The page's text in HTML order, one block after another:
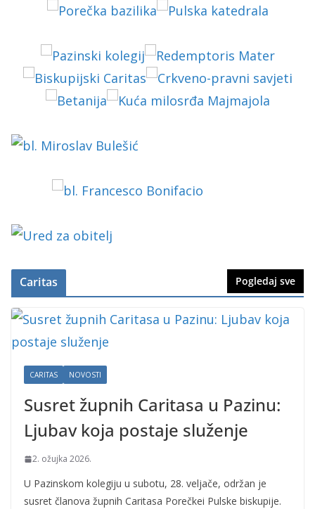
Caritas Pogledaj sve
CARITAS NOVOSTI
Susret župnih Caritasa u Pazinu:
Ljubav koja postaje služenje
2. ožujka 2026.
U Pazinskom kolegiju u subotu, 28. veljače, održan je
susret članova župnih Caritasa Porečkei Pulske biskupije.